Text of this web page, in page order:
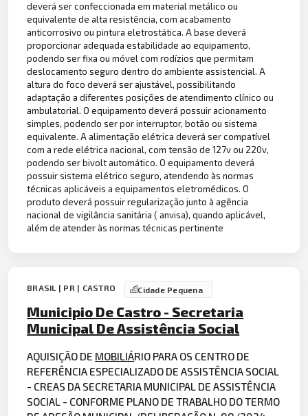
deverá ser confeccionada em material metálico ou
equivalente de alta resistência, com acabamento
anticorrosivo ou pintura eletrostática. A base deverá
proporcionar adequada estabilidade ao equipamento,
podendo ser fixa ou móvel com rodízios que permitam
deslocamento seguro dentro do ambiente assistencial. A
altura do foco deverá ser ajustável, possibilitando
adaptação a diferentes posições de atendimento clínico ou
ambulatorial. O equipamento deverá possuir acionamento
simples, podendo ser por interruptor, botão ou sistema
equivalente. A alimentação elétrica deverá ser compatível
com a rede elétrica nacional, com tensão de 127v ou 220v,
podendo ser bivolt automático. O equipamento deverá
possuir sistema elétrico seguro, atendendo às normas
técnicas aplicáveis a equipamentos eletromédicos. O
produto deverá possuir regularização junto à agência
nacional de vigilância sanitária ( anvisa), quando aplicável,
além de atender às normas técnicas pertinente
BRASIL | PR | CASTRO Cidade Pequena
Municipio De Castro - Secretaria
Municipal De Assistência Social
AQUISIÇÃO DE MOBILIÁRIO PARA OS CENTRO DE
REFERÊNCIA ESPECIALIZADO DE ASSISTÊNCIA SOCIAL
- CREAS DA SECRETARIA MUNICIPAL DE ASSISTÊNCIA
SOCIAL - CONFORME PLANO DE TRABALHO DO TERMO